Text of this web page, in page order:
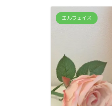
エルフェイス